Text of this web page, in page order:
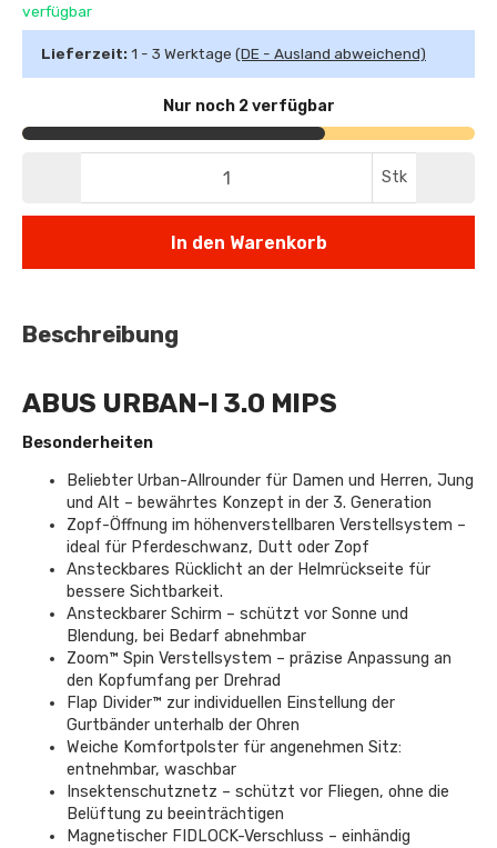
verfügbar
Lieferzeit: 1 - 3 Werktage (DE - Ausland abweichend)
Nur noch 2 verfügbar
Stk
In den Warenkorb
Beschreibung
ABUS URBAN-I 3.0 MIPS
Besonderheiten
Beliebter Urban-Allrounder für Damen und Herren, Jung
und Alt – bewährtes Konzept in der 3. Generation
Zopf-Öffnung im höhenverstellbaren Verstellsystem –
ideal für Pferdeschwanz, Dutt oder Zopf
Ansteckbares Rücklicht an der Helmrückseite für
bessere Sichtbarkeit.
Ansteckbarer Schirm – schützt vor Sonne und
Blendung, bei Bedarf abnehmbar
Zoom™ Spin Verstellsystem – präzise Anpassung an
den Kopfumfang per Drehrad
Flap Divider™ zur individuellen Einstellung der
Gurtbänder unterhalb der Ohren
Weiche Komfortpolster für angenehmen Sitz:
entnehmbar, waschbar
Insektenschutznetz – schützt vor Fliegen, ohne die
Belüftung zu beeinträchtigen
Magnetischer FIDLOCK-Verschluss – einhändig